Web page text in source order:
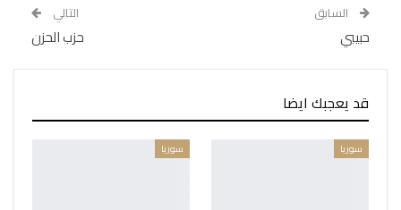
السابق
حبيبي
التالي
حزب الحزن
قد يعجبك ايضا
سوريا سوريا